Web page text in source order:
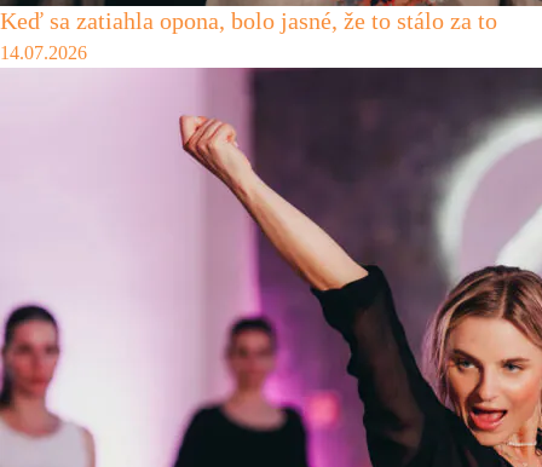
Keď sa zatiahla opona, bolo jasné, že to stálo za to
14.07.2026